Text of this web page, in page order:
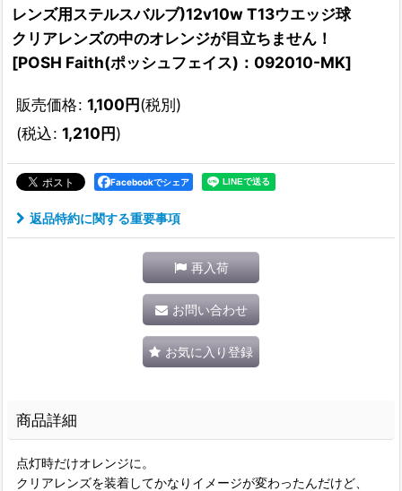
レンズ用ステルスバルブ)12v10w T13ウエッジ球
クリアレンズの中のオレンジが目立ちません！
[POSH Faith(ポッシュフェイス)：092010-MK]
販売価格: 1,100円(税別)
(税込: 1,210円)
Facebookでシェア
返品特約に関する重要事項
再入荷
お問い合わせ
お気に入り登録
商品詳細
点灯時だけオレンジに。
クリアレンズを装着してかなりイメージが変わったんだけど、